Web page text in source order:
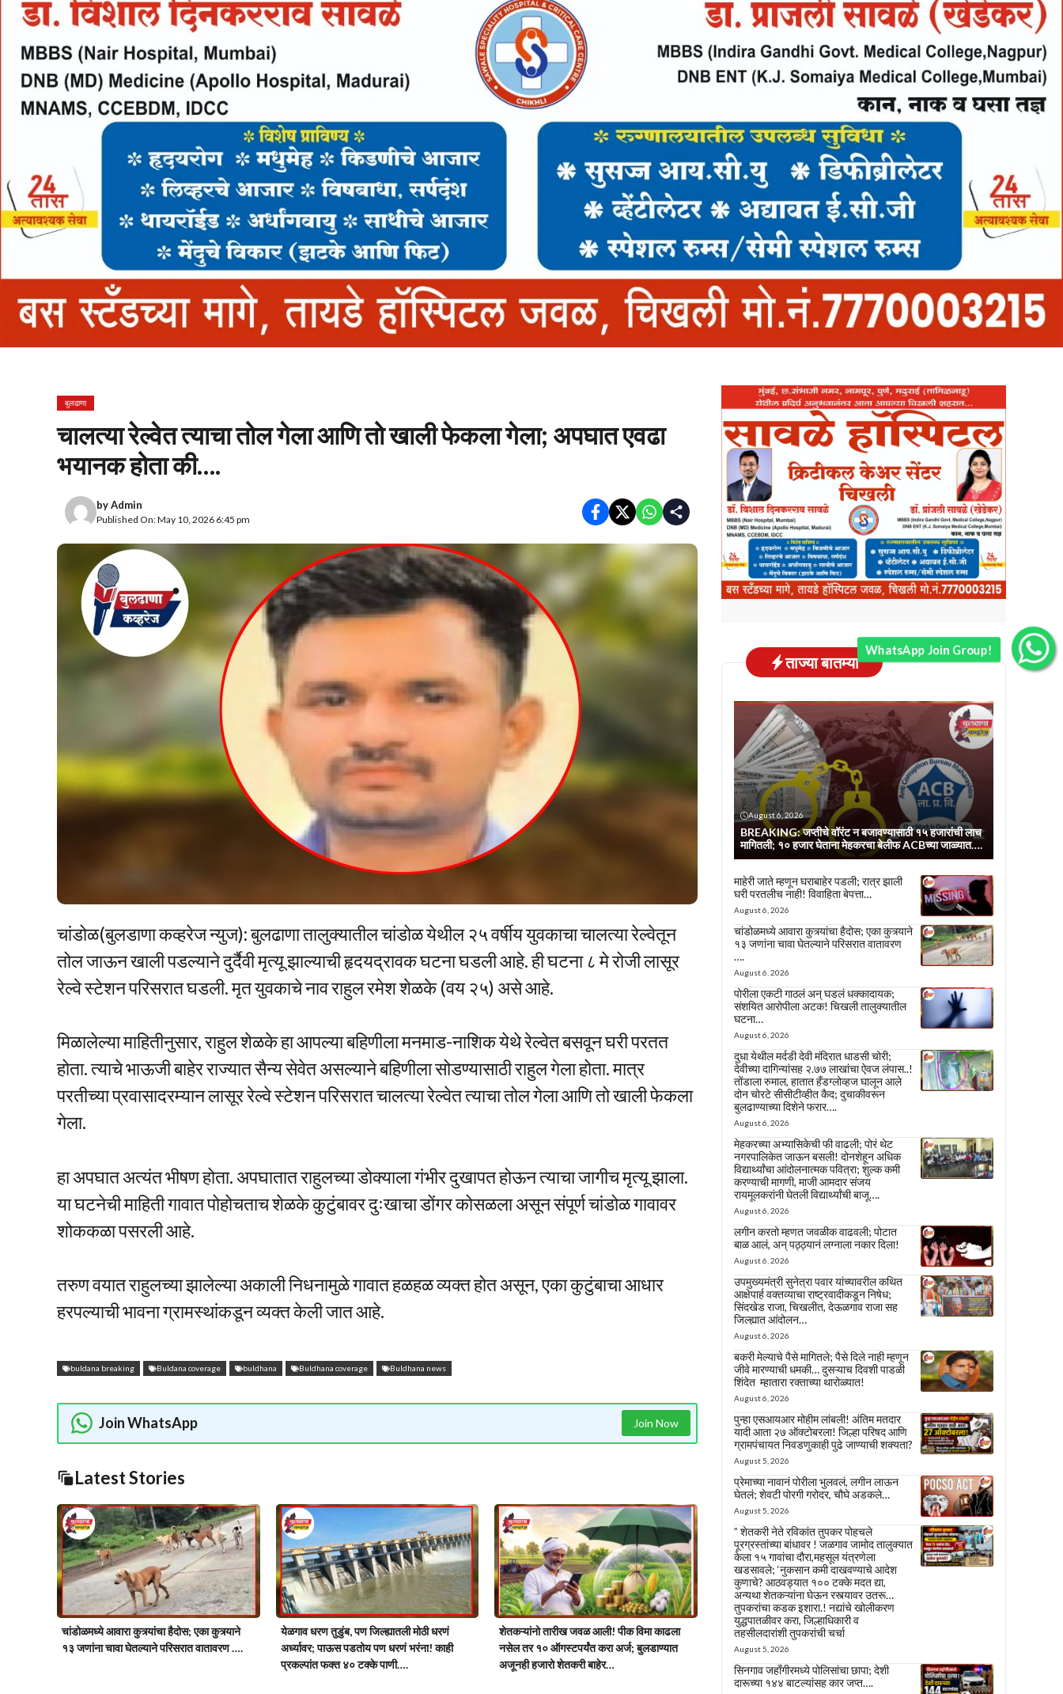
बुलढाणा
चालत्या रेल्वेत त्याचा तोल गेला आणि तो खाली फेकला गेला; अपघात एवढा
भयानक होता की….
byAdmin
Published On: May 10, 2026 6:45 pm
चांडोळ(बुलडाणा कव्हरेज न्युज): बुलढाणा तालुक्यातील चांडोळ येथील २५ वर्षीय युवकाचा चालत्या रेल्वेतून
तोल जाऊन खाली पडल्याने दुर्दैवी मृत्यू झाल्याची हृदयद्रावक घटना घडली आहे. ही घटना ८ मे रोजी लासूर
रेल्वे स्टेशन परिसरात घडली. मृत युवकाचे नाव राहुल रमेश शेळके (वय २५) असे आहे.
मिळालेल्या माहितीनुसार, राहुल शेळके हा आपल्या बहिणीला मनमाड-नाशिक येथे रेल्वेत बसवून घरी परतत
होता. त्याचे भाऊजी बाहेर राज्यात सैन्य सेवेत असल्याने बहिणीला सोडण्यासाठी राहुल गेला होता. मात्र
परतीच्या प्रवासादरम्यान लासूर रेल्वे स्टेशन परिसरात चालत्या रेल्वेत त्याचा तोल गेला आणि तो खाली फेकला
गेला.
हा अपघात अत्यंत भीषण होता. अपघातात राहुलच्या डोक्याला गंभीर दुखापत होऊन त्याचा जागीच मृत्यू झाला.
या घटनेची माहिती गावात पोहोचताच शेळके कुटुंबावर दुःखाचा डोंगर कोसळला असून संपूर्ण चांडोळ गावावर
शोककळा पसरली आहे.
तरुण वयात राहुलच्या झालेल्या अकाली निधनामुळे गावात हळहळ व्यक्त होत असून, एका कुटुंबाचा आधार
हरपल्याची भावना ग्रामस्थांकडून व्यक्त केली जात आहे.
buldana breaking Buldana coverage buldhana Buldhana coverage Buldhana news
Join WhatsApp Join Now
Latest Stories
चांडोळमध्ये आवारा कुत्र्यांचा हैदोस; एका कुत्र्याने
१३ जणांना चावा घेतल्याने परिसरात वातावरण ….
येळगाव धरण तुडुंब, पण जिल्ह्यातली मोठी धरणं
अर्ध्यावर; पाऊस पडतोय पण धरणं भरंना! काही
प्रकल्पांत फक्त ४० टक्के पाणी….
शेतकऱ्यांनो तारीख जवळ आली! पीक विमा काढला
नसेल तर १० ऑगस्टपर्यंत करा अर्ज; बुलडाण्यात
अजूनही हजारो शेतकरी बाहेर…
ताज्या बातम्या
August 6, 2026
BREAKING: जप्तीचे वॉरंट न बजावण्यासाठी १५ हजारांची लाच
मागितली; १० हजार घेताना मेहकरचा बेलीफ ACBच्या जाळ्यात….
माहेरी जाते म्हणून घराबाहेर पडली; रात्र झाली
घरी परतलीच नाही! विवाहिता बेपत्ता…
August 6, 2026
चांडोळमध्ये आवारा कुत्र्यांचा हैदोस; एका कुत्र्याने
१३ जणांना चावा घेतल्याने परिसरात वातावरण
….
August 6, 2026
पोरीला एकटी गाठलं अन् घडलं धक्कादायक;
संशयित आरोपीला अटक! चिखली तालुक्यातील
घटना…
August 6, 2026
दुधा येथील मर्दडी देवी मंदिरात धाडसी चोरी;
देवीच्या दागिन्यांसह २.७७ लाखांचा ऐवज लंपास..!
तोंडाला रुमाल, हातात हँडग्लोव्हज घालून आले
दोन चोरटे सीसीटीव्हीत कैद; दुचाकीवरून
बुलढाण्याच्या दिशेने फरार….
August 6, 2026
मेहकरच्या अभ्यासिकेची फी वाढली; पोरं थेट
नगरपालिकेत जाऊन बसली! दोनशेहून अधिक
विद्यार्थ्यांचा आंदोलनात्मक पवित्रा; शुल्क कमी
करण्याची मागणी, माजी आमदार संजय
रायमूलकरांनी घेतली विद्यार्थ्यांची बाजू….
August 6, 2026
लगीन करतो म्हणत जवळीक वाढवली; पोटात
बाळ आलं, अन् पठ्ठ्यानं लग्नाला नकार दिला!
August 6, 2026
उपमुख्यमंत्री सुनेत्रा पवार यांच्यावरील कथित
आक्षेपार्ह वक्तव्याचा राष्ट्रवादीकडून निषेध;
सिंदखेड राजा, चिखलीत, देऊळगाव राजा सह
जिल्ह्यात आंदोलन…
August 6, 2026
बकरी मेल्याचे पैसे मागितले; पैसे दिले नाही म्हणून
जीवे मारण्याची धमकी… दुसऱ्याच दिवशी पाडळी
शिंदेत म्हातारा रक्ताच्या थारोळ्यात!
August 6, 2026
पुन्हा एसआयआर मोहीम लांबली! अंतिम मतदार
यादी आता २७ ऑक्टोबरला! जिल्हा परिषद आणि
ग्रामपंचायत निवडणुकाही पुढे जाण्याची शक्यता?
August 5, 2026
प्रेमाच्या नावानं पोरीला भुलवलं, लगीन लाऊन
घेतलं; शेवटी पोरगी गरोदर, चौघे अडकले…
August 5, 2026
” शेतकरी नेते रविकांत तुपकर पोहचले
पूरग्रस्तांच्या बांधावर ! जळगाव जामोद तालुक्यात
केला १५ गावांचा दौरा,महसूल यंत्रणेला
खडसावले; ‘नुकसान कमी दाखवण्याचे आदेश
कुणाचे? आठवड्यात १०० टक्के मदत द्या,
अन्यथा शेतकऱ्यांना घेऊन रस्त्यावर उतरू…
तुपकरांचा कडक इशारा.! नद्यांचे खोलीकरण
युद्धपातळीवर करा, जिल्हाधिकारी व
तहसीलदारांशी तुपकरांची चर्चा
August 5, 2026
सिनगाव जहाँगीरमध्ये पोलिसांचा छापा; देशी
दारूच्या १४४ बाटल्यांसह कार जप्त….
WhatsApp Join Group!